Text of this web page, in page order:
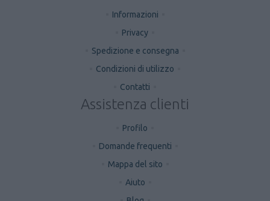
Informazioni
Privacy
Spedizione e consegna
Condizioni di utilizzo
Contatti
Assistenza clienti
Profilo
Domande frequenti
Mappa del sito
Aiuto